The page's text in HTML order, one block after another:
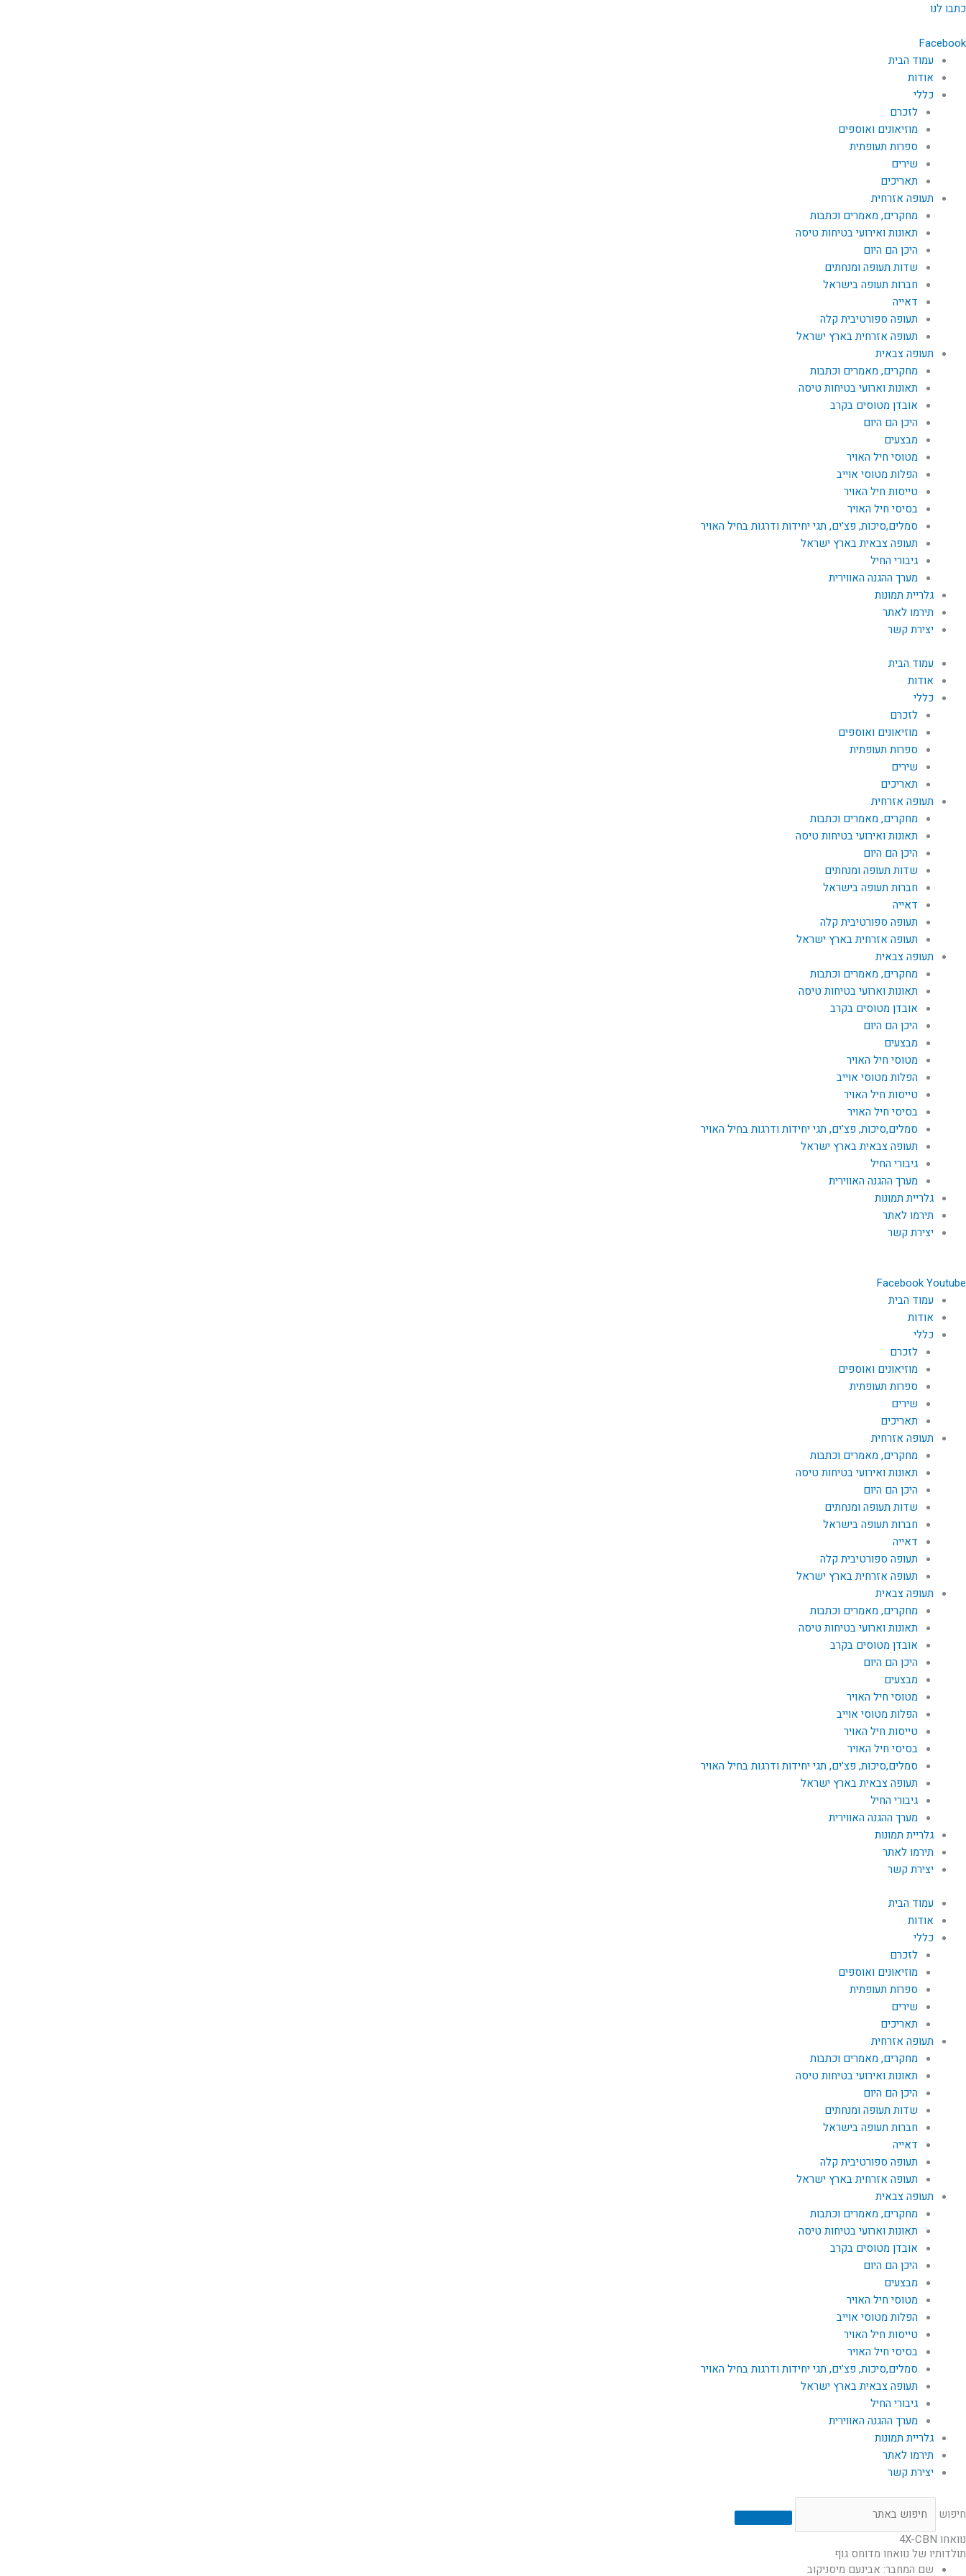
דילוג
כתבו לנו
Facebook
עמוד הבית
אודות
כללי
לזכרם
מוזיאונים ואוספים
ספרות תעופתית
שירים
תאריכים
תעופה אזרחית
מחקרים, מאמרים וכתבות
תאונות ואירועי בטיחות טיסה
היכן הם היום
שדות תעופה ומנחתים
חברות תעופה בישראל
דאייה
תעופה ספורטיבית קלה
תעופה אזרחית בארץ ישראל
תעופה צבאית
מחקרים, מאמרים וכתבות
תאונות וארועי בטיחות טיסה
אובדן מטוסים בקרב
היכן הם היום
מבצעים
מטוסי חיל האויר
הפלות מטוסי אוייב
טייסות חיל האויר
בסיסי חיל האויר
סמלים,סיכות, פצ'ים, תגי יחידות ודרגות בחיל האויר
תעופה צבאית בארץ ישראל
גיבורי החיל
מערך ההגנה האווירית
גלריית תמונות
תירמו לאתר
יצירת קשר
עמוד הבית
אודות
כללי
לזכרם
מוזיאונים ואוספים
ספרות תעופתית
שירים
תאריכים
תעופה אזרחית
מחקרים, מאמרים וכתבות
תאונות ואירועי בטיחות טיסה
היכן הם היום
שדות תעופה ומנחתים
חברות תעופה בישראל
דאייה
תעופה ספורטיבית קלה
תעופה אזרחית בארץ ישראל
תעופה צבאית
מחקרים, מאמרים וכתבות
תאונות וארועי בטיחות טיסה
אובדן מטוסים בקרב
היכן הם היום
מבצעים
מטוסי חיל האויר
הפלות מטוסי אוייב
טייסות חיל האויר
בסיסי חיל האויר
סמלים,סיכות, פצ'ים, תגי יחידות ודרגות בחיל האויר
תעופה צבאית בארץ ישראל
גיבורי החיל
מערך ההגנה האווירית
גלריית תמונות
תירמו לאתר
יצירת קשר
FacebookYoutube
עמוד הבית
אודות
כללי
לזכרם
מוזיאונים ואוספים
ספרות תעופתית
שירים
תאריכים
תעופה אזרחית
מחקרים, מאמרים וכתבות
תאונות ואירועי בטיחות טיסה
היכן הם היום
שדות תעופה ומנחתים
חברות תעופה בישראל
דאייה
תעופה ספורטיבית קלה
תעופה אזרחית בארץ ישראל
תעופה צבאית
מחקרים, מאמרים וכתבות
תאונות וארועי בטיחות טיסה
אובדן מטוסים בקרב
היכן הם היום
מבצעים
מטוסי חיל האויר
הפלות מטוסי אוייב
טייסות חיל האויר
בסיסי חיל האויר
סמלים,סיכות, פצ'ים, תגי יחידות ודרגות בחיל האויר
תעופה צבאית בארץ ישראל
גיבורי החיל
מערך ההגנה האווירית
גלריית תמונות
תירמו לאתר
יצירת קשר
עמוד הבית
אודות
כללי
לזכרם
מוזיאונים ואוספים
ספרות תעופתית
שירים
תאריכים
תעופה אזרחית
מחקרים, מאמרים וכתבות
תאונות ואירועי בטיחות טיסה
היכן הם היום
שדות תעופה ומנחתים
חברות תעופה בישראל
דאייה
תעופה ספורטיבית קלה
תעופה אזרחית בארץ ישראל
תעופה צבאית
מחקרים, מאמרים וכתבות
תאונות וארועי בטיחות טיסה
אובדן מטוסים בקרב
היכן הם היום
מבצעים
מטוסי חיל האויר
הפלות מטוסי אוייב
טייסות חיל האויר
בסיסי חיל האויר
סמלים,סיכות, פצ'ים, תגי יחידות ודרגות בחיל האויר
תעופה צבאית בארץ ישראל
גיבורי החיל
מערך ההגנה האווירית
גלריית תמונות
תירמו לאתר
יצירת קשר
חיפוש
נוואחו 4X-CBN
תולדותיו של נוואחו מדוחס גוף
שם המחבר: אבינעם מיסניקוב